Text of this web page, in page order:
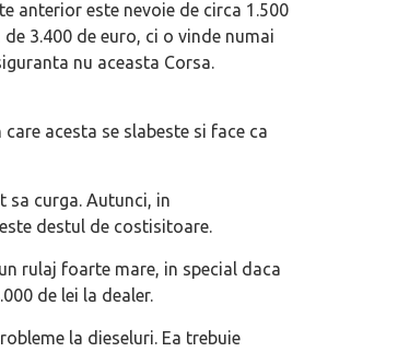
anterior este nevoie de circa 1.500
3.400 de euro, ci o vinde numai
nu aceasta Corsa.
acesta se slabeste si face ca
sa curga. Autunci, in
destul de costisitoare.
rulaj foarte mare, in special daca
de lei la dealer.
la dieseluri. Ea trebuie